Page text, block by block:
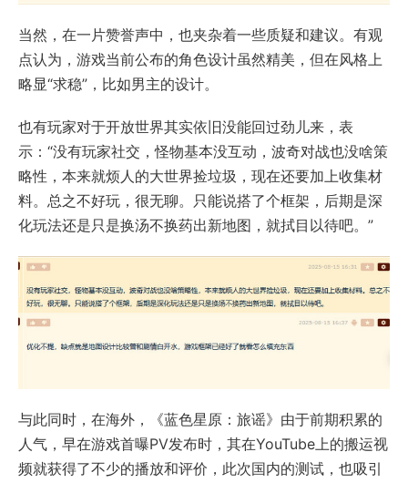
当然，在一片赞誉声中，也夹杂着一些质疑和建议。有观
点认为，游戏当前公布的角色设计虽然精美，但在风格上
略显“求稳”，比如男主的设计。
也有玩家对于开放世界其实依旧没能回过劲儿来，表
示：“没有玩家社交，怪物基本没互动，波奇对战也没啥策
略性，本来就烦人的大世界捡垃圾，现在还要加上收集材
料。总之不好玩，很无聊。只能说搭了个框架，后期是深
化玩法还是只是换汤不换药出新地图，就拭目以待吧。”
与此同时，在海外，《蓝色星原：旅谣》由于前期积累的
人气，早在游戏首曝PV发布时，其在YouTube上的搬运视
频就获得了不少的播放和评价，此次国内的测试，也吸引